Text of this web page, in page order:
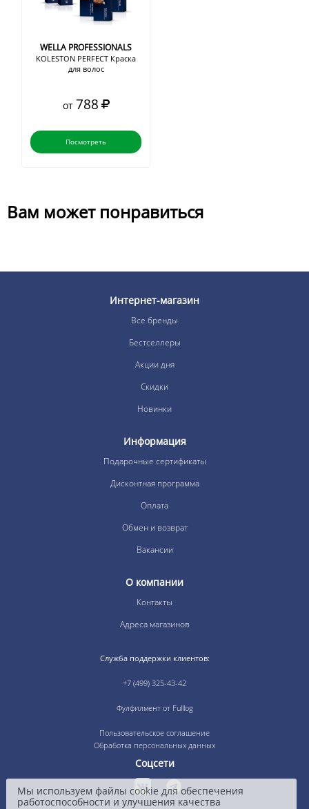
WELLA PROFESSIONALS
KOLESTON PERFECT Краска
для волос
от 788
Посмотреть
Вам может понравиться
Интернет-магазин
Все бренды
Бестселлеры
Акции дня
Скидки
Новинки
Информация
Подарочные сертификаты
Дисконтная программа
Оплата
Обмен и возврат
Вакансии
О компании
Контакты
Адреса магазинов
Служба поддержки клиентов:
+7 (499) 325-43-42
Фулфилмент от Fulllog
Пользовательское соглашение
Обработка персональных данных
Соцсети
Мы используем файлы cookie для обеспечения
работоспособности и улучшения качества